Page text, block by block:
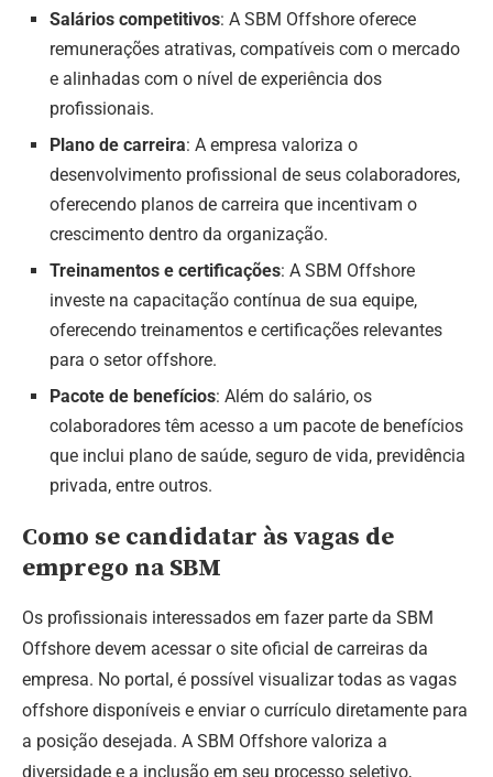
Salários competitivos: A SBM Offshore oferece
remunerações atrativas, compatíveis com o mercado
e alinhadas com o nível de experiência dos
profissionais.
Plano de carreira: A empresa valoriza o
desenvolvimento profissional de seus colaboradores,
oferecendo planos de carreira que incentivam o
crescimento dentro da organização.
Treinamentos e certificações: A SBM Offshore
investe na capacitação contínua de sua equipe,
oferecendo treinamentos e certificações relevantes
para o setor offshore.
Pacote de benefícios: Além do salário, os
colaboradores têm acesso a um pacote de benefícios
que inclui plano de saúde, seguro de vida, previdência
privada, entre outros.
Como se candidatar às vagas de
emprego na SBM
Os profissionais interessados em fazer parte da SBM
Offshore devem acessar o site oficial de carreiras da
empresa. No portal, é possível visualizar todas as vagas
offshore disponíveis e enviar o currículo diretamente para
a posição desejada. A SBM Offshore valoriza a
diversidade e a inclusão em seu processo seletivo,